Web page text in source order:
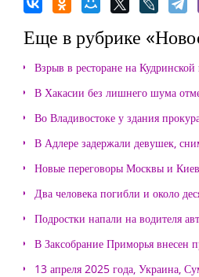
Еще в рубрике
Взрыв в ресторане на
В Хакасии без лишнего шума
Во Владивостоке у здания
В Адлере задержали девушек,
Новые переговоры Москвы и
Два человека погибли и около
Подростки напали на водителя
В Заксобрание Приморья внесен
13 апреля 2025 года, Украина,